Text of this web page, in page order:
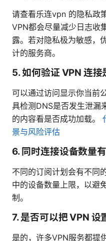
请查看乐连vpn 的隐私政
VPN都会尽量减少日志收
露。若对隐私极为敏感，
计的服务商。
5. 如何验证 VPN 连接
可以通过访问显示你当前
具检测DNS是否发生泄漏
的内容看是否成功加载。
景与风险评估
6. 同时连接设备数量有
不同的订阅计划会有不同
中的设备数量上限，以避
制。
7. 是否可以把 VPN 设
是的，许多VPN服务都提